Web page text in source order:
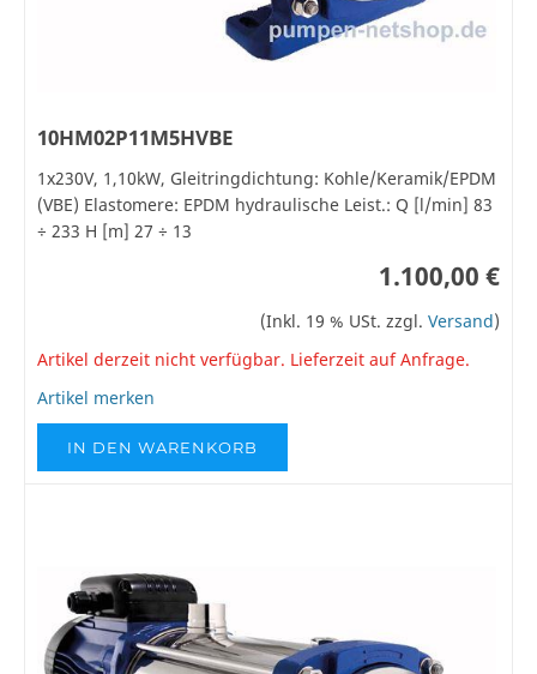
10HM02P11M5HVBE
1x230V, 1,10kW, Gleitringdichtung: Kohle/Keramik/EPDM
(VBE) Elastomere: EPDM hydraulische Leist.: Q [l/min] 83
÷ 233 H [m] 27 ÷ 13
1.100,00 €
(Inkl. 19 % USt. zzgl. Versand)
Artikel derzeit nicht verfügbar. Lieferzeit auf Anfrage.
Artikel merken
IN DEN WARENKORB